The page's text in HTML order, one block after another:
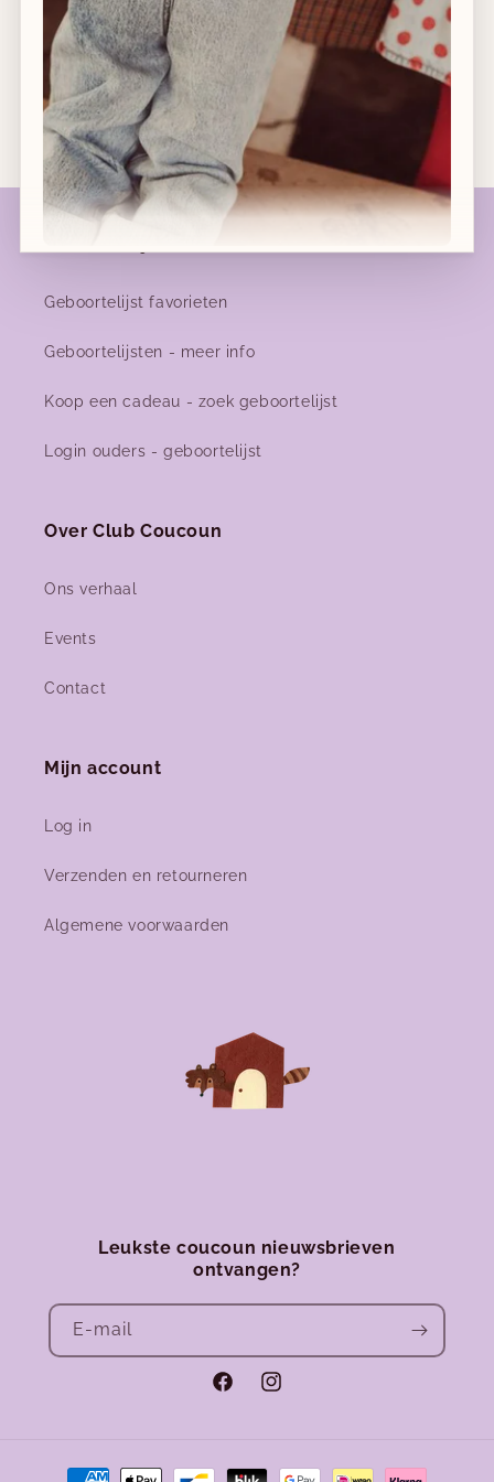
14 dagen retourrecht
Gratis verzending vanaf €120 in België
Geboortelijst favorieten
Geboortelijsten - meer info
Koop een cadeau - zoek geboortelijst
Login ouders - geboortelijst
Over Club Coucoun
Ons verhaal
Events
Contact
Mijn account
Log in
Verzenden en retourneren
Algemene voorwaarden
Leukste coucoun nieuwsbrieven
ontvangen?
E‑mail
FacebookInstagram
Betaalmethoden
Nieuwe collecties!
Nieuwe herfst-winter collecties in ons clubje &
FacebookInstagram